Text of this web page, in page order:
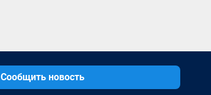
Сообщить новость